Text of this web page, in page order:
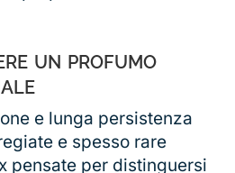
un profumo
e lunga persistenza
e spesso rare
pensate per distinguersi